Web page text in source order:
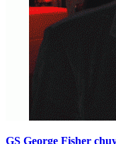
GS George Fisher